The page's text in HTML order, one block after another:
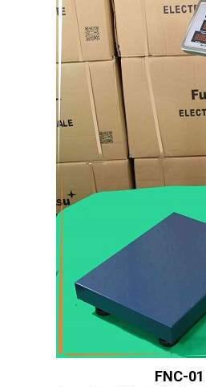
FNC-01